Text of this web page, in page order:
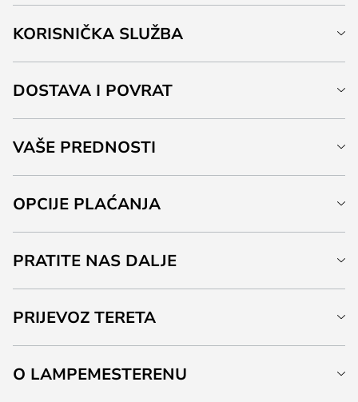
KORISNIČKA SLUŽBA
DOSTAVA I POVRAT
VAŠE PREDNOSTI
OPCIJE PLAĆANJA
PRATITE NAS DALJE
PRIJEVOZ TERETA
O LAMPEMESTERENU